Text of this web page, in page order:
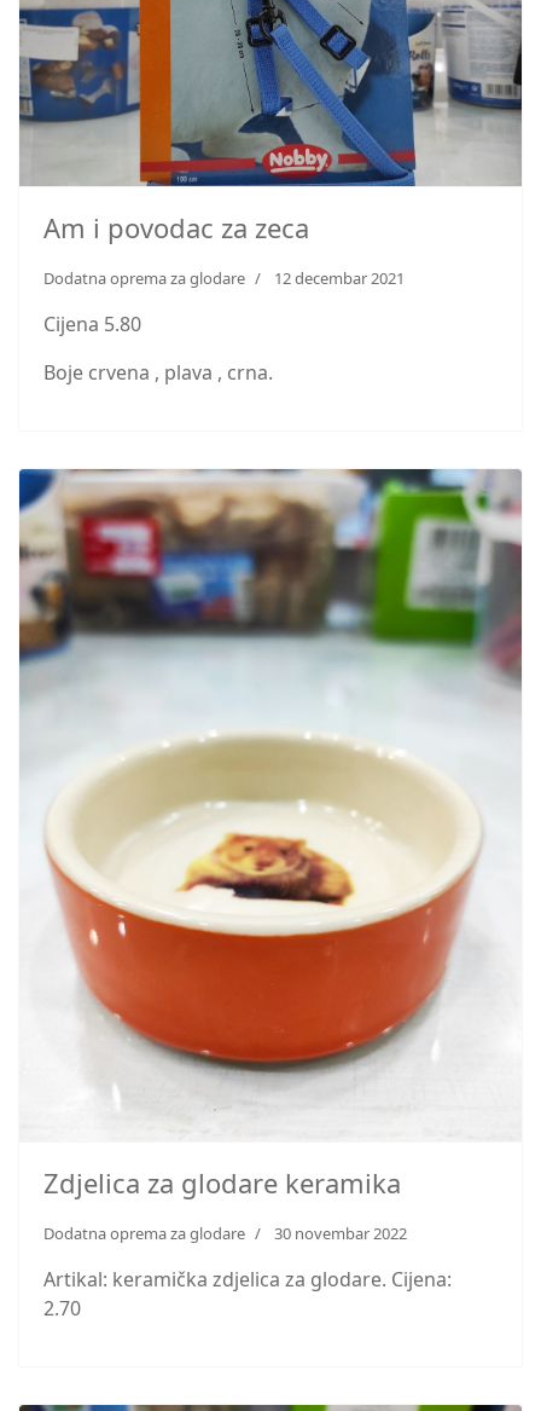
Am i povodac za zeca
Dodatna oprema za glodare 12 decembar 2021
Cijena 5.80
Boje crvena , plava , crna.
Zdjelica za glodare keramika
Dodatna oprema za glodare 30 novembar 2022
Artikal: keramička zdjelica za glodare. Cijena:
2.70